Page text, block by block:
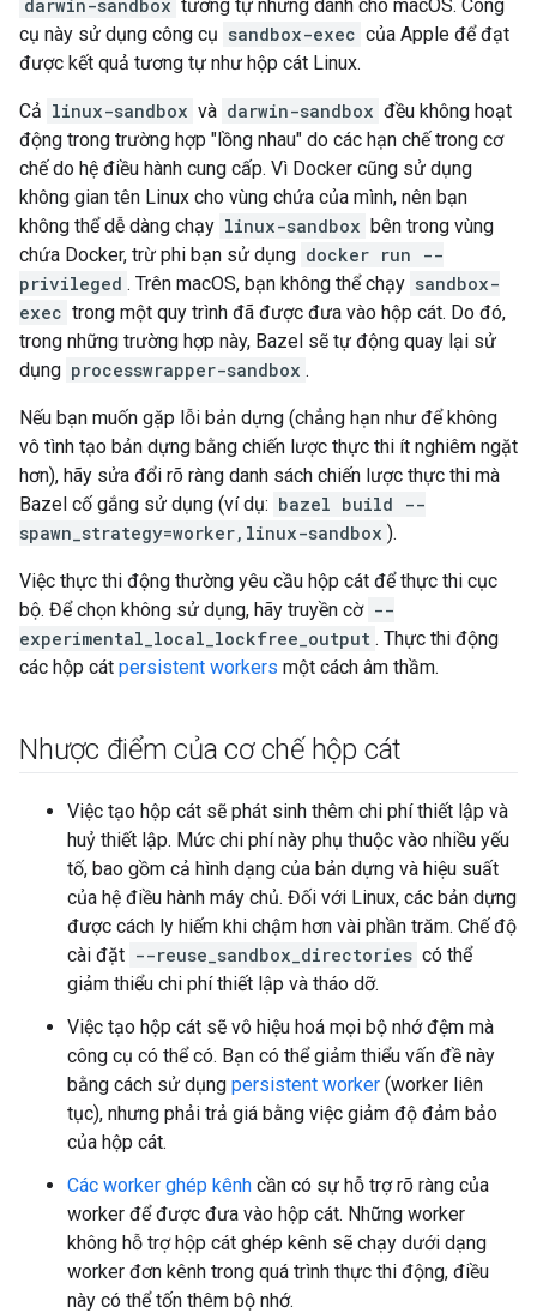
darwin-sandbox tương tự nhưng dành cho macOS. Công
cụ này sử dụng công cụ sandbox-exec của Apple để đạt
được kết quả tương tự như hộp cát Linux.
Cả linux-sandbox và darwin-sandbox đều không hoạt
động trong trường hợp "lồng nhau" do các hạn chế trong cơ
chế do hệ điều hành cung cấp. Vì Docker cũng sử dụng
không gian tên Linux cho vùng chứa của mình, nên bạn
không thể dễ dàng chạy linux-sandbox bên trong vùng
chứa Docker, trừ phi bạn sử dụng docker run --
privileged . Trên macOS, bạn không thể chạy sandbox-
exec trong một quy trình đã được đưa vào hộp cát. Do đó,
trong những trường hợp này, Bazel sẽ tự động quay lại sử
dụng processwrapper-sandbox .
Nếu bạn muốn gặp lỗi bản dựng (chẳng hạn như để không
vô tình tạo bản dựng bằng chiến lược thực thi ít nghiêm ngặt
hơn), hãy sửa đổi rõ ràng danh sách chiến lược thực thi mà
Bazel cố gắng sử dụng (ví dụ: bazel build --
spawn_strategy=worker,linux-sandbox ).
Việc thực thi động thường yêu cầu hộp cát để thực thi cục
bộ. Để chọn không sử dụng, hãy truyền cờ --
experimental_local_lockfree_output . Thực thi động
các hộp cát persistent workers một cách âm thầm.
Nhược điểm của cơ chế hộp cát
Việc tạo hộp cát sẽ phát sinh thêm chi phí thiết lập và
huỷ thiết lập. Mức chi phí này phụ thuộc vào nhiều yếu
tố, bao gồm cả hình dạng của bản dựng và hiệu suất
của hệ điều hành máy chủ. Đối với Linux, các bản dựng
được cách ly hiếm khi chậm hơn vài phần trăm. Chế độ
cài đặt --reuse_sandbox_directories có thể
giảm thiểu chi phí thiết lập và tháo dỡ.
Việc tạo hộp cát sẽ vô hiệu hoá mọi bộ nhớ đệm mà
công cụ có thể có. Bạn có thể giảm thiểu vấn đề này
bằng cách sử dụng persistent worker (worker liên
tục), nhưng phải trả giá bằng việc giảm độ đảm bảo
của hộp cát.
Các worker ghép kênh cần có sự hỗ trợ rõ ràng của
worker để được đưa vào hộp cát. Những worker
không hỗ trợ hộp cát ghép kênh sẽ chạy dưới dạng
worker đơn kênh trong quá trình thực thi động, điều
này có thể tốn thêm bộ nhớ.